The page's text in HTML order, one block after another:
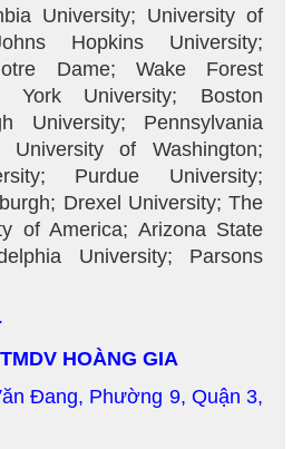
University; University of
Hopkins University;
Dame; Wake Forest
York University; Boston
University; Pennsylvania
University of Washington;
Purdue University;
Drexel University; The
of America; Arizona State
University; Parsons
HOÀNG GIA
Đang, Phường 9, Quận 3,